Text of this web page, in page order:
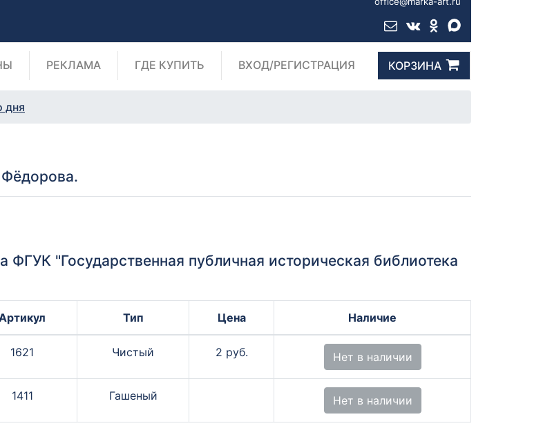
РЕКЛАМА ГДЕ КУПИТЬ ВХОД/РЕГИСТРАЦИЯ КОРЗИНА
дня
ФГУК "Государственная публичная историческая библиотека
Тип Цена Наличие
1621 Чистый 2 руб. Нет в наличии
1411 Гашеный Нет в наличии